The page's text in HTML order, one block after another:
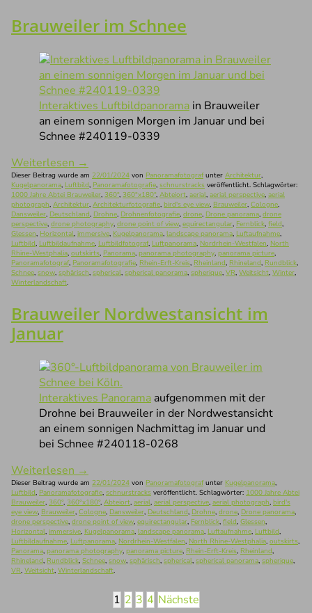
Brauweiler im Schnee
Interaktives Luftbildpanorama in Brauweiler
an einem sonnigen Morgen im Januar und bei
Schnee #240119-0339
Weiterlesen →
Dieser Beitrag wurde am 22/01/2024 von Panoramafotografunter Architektur,
Kugelpanorama, Luftbild, Panoramafotografie, schnurstracks veröffentlicht. Schlagwörter:
1000 Jahre Abtei Brauweiler, 360°, 360°x180°, Abteiort, aerial, aerial perspective, aerial
photograph, Architektur, Architekturfotografie, bird's eye view, Brauweiler, Cologne,
Dansweiler, Deutschland, Drohne, Drohnenfotografie, drone, Drone panorama, drone
perspective, drone photography, drone point of view, equirectangular, Fernblick, field,
Glessen, Horizontal, immersive, Kugelpanorama, landscape panorama, Luftaufnahme,
Luftbild, Luftbildaufnahme, Luftbildfotograf, Luftpanorama, Nordrhein-Westfalen, North
Rhine-Westphalia, outskirts, Panorama, panorama photography, panorama picture,
Panoramafotograf, Panoramafotografie, Rhein-Erft-Kreis, Rheinland, Rhineland, Rundblick,
Schnee, snow, sphärisch, spherical, spherical panorama, spherique, VR, Weitsicht, Winter,
Winterlandschaft.
Brauweiler Nordwestansicht im
Januar
Interaktives Panorama aufgenommen mit der
Drohne bei Brauweiler in der Nordwestansicht
an einem sonnigen Nachmittag im Januar und
bei Schnee #240118-0268
Weiterlesen →
Dieser Beitrag wurde am 22/01/2024 von Panoramafotografunter Kugelpanorama,
Luftbild, Panoramafotografie, schnurstracks veröffentlicht. Schlagwörter: 1000 Jahre Abtei
Brauweiler, 360°, 360°x180°, Abteiort, aerial, aerial perspective, aerial photograph, bird's
eye view, Brauweiler, Cologne, Dansweiler, Deutschland, Drohne, drone, Drone panorama,
drone perspective, drone point of view, equirectangular, Fernblick, field, Glessen,
Horizontal, immersive, Kugelpanorama, landscape panorama, Luftaufnahme, Luftbild,
Luftbildaufnahme, Luftpanorama, Nordrhein-Westfalen, North Rhine-Westphalia, outskirts,
Panorama, panorama photography, panorama picture, Rhein-Erft-Kreis, Rheinland,
Rhineland, Rundblick, Schnee, snow, sphärisch, spherical, spherical panorama, spherique,
VR, Weitsicht, Winterlandschaft.
1 2 3 4 Nächste